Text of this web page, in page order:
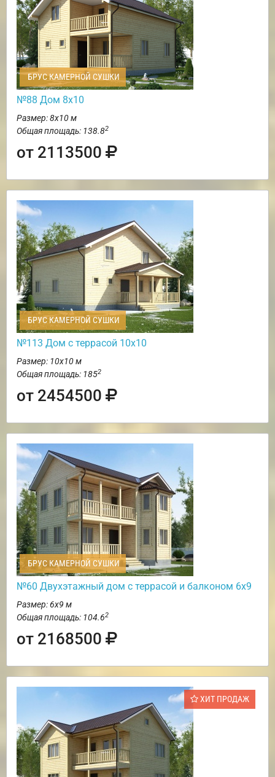
БРУС КАМЕРНОЙ СУШКИ
№88 Дом 8х10
Размер: 8х10 м
Общая площадь: 138.82
от 2113500
БРУС КАМЕРНОЙ СУШКИ
№113 Дом с террасой 10х10
Размер: 10х10 м
Общая площадь: 1852
от 2454500
БРУС КАМЕРНОЙ СУШКИ
№60 Двухэтажный дом с террасой и балконом 6х9
Размер: 6х9 м
Общая площадь: 104.62
от 2168500
ХИТ ПРОДАЖ